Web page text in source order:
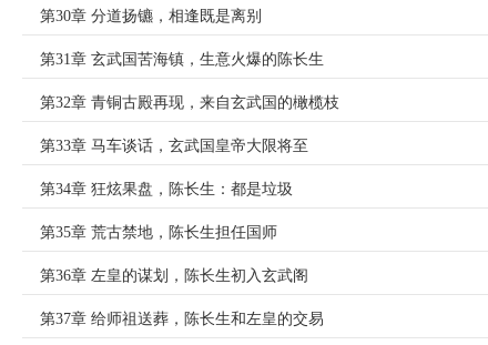
第30章 分道扬镳，相逢既是离别
第31章 玄武国苦海镇，生意火爆的陈长生
第32章 青铜古殿再现，来自玄武国的橄榄枝
第33章 马车谈话，玄武国皇帝大限将至
第34章 狂炫果盘，陈长生：都是垃圾
第35章 荒古禁地，陈长生担任国师
第36章 左皇的谋划，陈长生初入玄武阁
第37章 给师祖送葬，陈长生和左皇的交易